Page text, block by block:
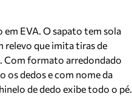
EVA. O sapato tem sola
relevo que imita tiras de
Com formato arredondado
os dedos e com nome da
de dedo exibe todo o pé.